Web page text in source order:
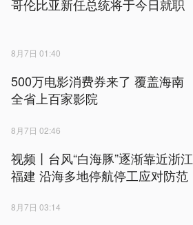
哥伦比亚新任总统将于今日就职
8月7日 01:40
500万电影消费券来了 覆盖海南
全省上百家影院
8月7日 02:46
视频丨台风“白海豚”逐渐靠近浙江
福建 沿海多地停航停工应对防范
8月7日 03:14